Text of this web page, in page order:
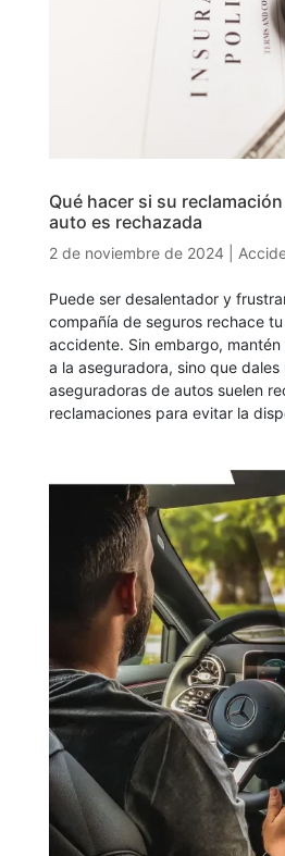
Qué hacer si su
auto es rechazada
2 de noviembre de 2024|
Puede ser desalentador y
compañía de seguros rechace
accidente. Sin embargo, mantén
a la aseguradora, sino que
aseguradoras de autos suelen
reclamaciones para evitar la